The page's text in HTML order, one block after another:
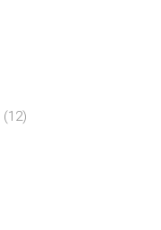
(12)